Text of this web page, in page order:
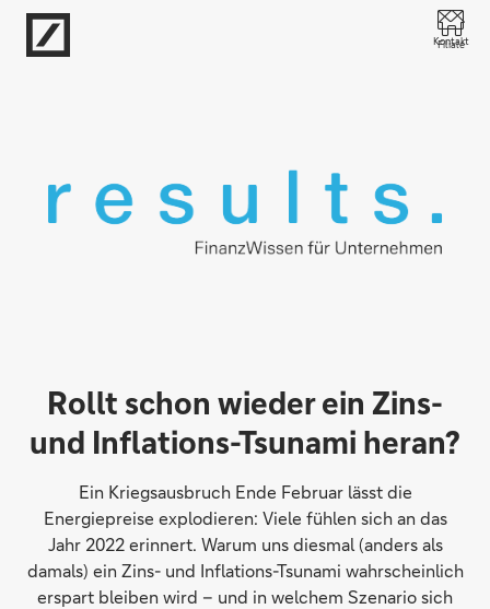
Kontakt
Filiale
Rollt schon wieder ein Zins-
und Inflations-Tsunami heran?
Ein Kriegsausbruch Ende Februar lässt die
Energiepreise explodieren: Viele fühlen sich an das
Jahr 2022 erinnert. Warum uns diesmal (anders als
damals) ein Zins- und Inflations-Tsunami wahrscheinlich
erspart bleiben wird – und in welchem Szenario sich